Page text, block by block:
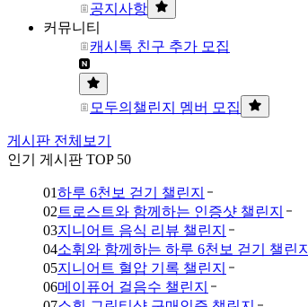
공지사항
커뮤니티
캐시톡 친구 추가 모집
모두의챌린지 멤버 모집
게시판 전체보기
인기 게시판 TOP 50
01하루 6천보 걷기 챌린지
02 트로스트와 함께하는 인증샷 챌린지
03지니어트 음식 리뷰 챌린지
04소휘와 함께하는 하루 6천보 걷기 챌린지
05지니어트 혈압 기록 챌린지
06메이퓨어 걸음수 챌린지